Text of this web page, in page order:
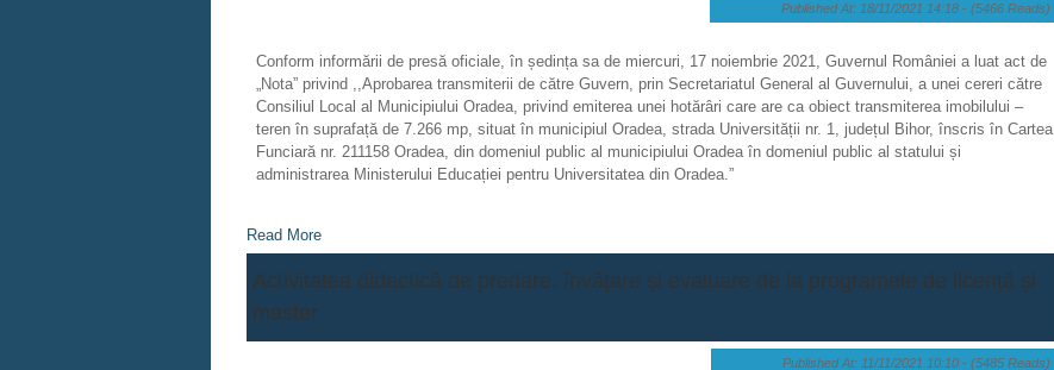
Published At: 18/11/2021 14:18 - (5466 Reads)
Conform informării de presă oficiale, în ședința sa de miercuri, 17 noiembrie 2021, Guvernul României a luat act de
„Nota” privind ,,Aprobarea transmiterii de către Guvern, prin Secretariatul General al Guvernului, a unei cereri către
Consiliul Local al Municipiului Oradea, privind emiterea unei hotărâri care are ca obiect transmiterea imobilului –
teren în suprafață de 7.266 mp, situat în municipiul Oradea, strada Universității nr. 1, județul Bihor, înscris în Cartea
Funciară nr. 211158 Oradea, din domeniul public al municipiului Oradea în domeniul public al statului și
administrarea Ministerului Educației pentru Universitatea din Oradea.”
Read More
Activitatea didactică de predare, învățare și evaluare de la programele de licență și
master
Published At: 11/11/2021 10:10 - (5485 Reads)